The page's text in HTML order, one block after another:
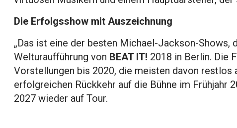
Die Erfolgsshow mit Auszeichnung
„Das ist eine der besten Michael-Jackson-
Welturaufführung von BEAT IT! 2018 in Berlin. Die
Vorstellungen bis 2020, die meisten davon restlos
erfolgreichen Rückkehr auf die Bühne im Frühjahr
2027 wieder auf Tour.